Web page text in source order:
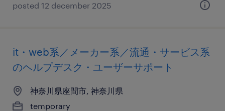
posted 12 december 2025
it・web系／メーカー系／流通・サービス系
のヘルプデスク・ユーザーサポート
神奈川県座間市, 神奈川県
temporary